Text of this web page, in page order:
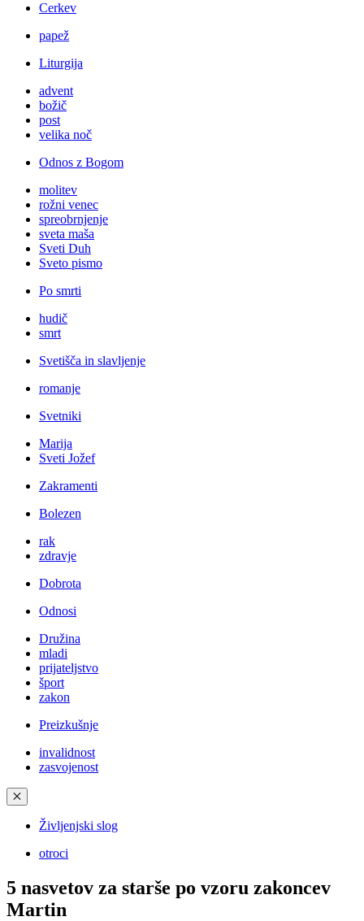
Cerkev
papež
Liturgija
advent
božič
post
velika noč
Odnos z Bogom
molitev
rožni venec
spreobrnjenje
sveta maša
Sveti Duh
Sveto pismo
Po smrti
hudič
smrt
Svetišča in slavljenje
romanje
Svetniki
Marija
Sveti Jožef
Zakramenti
Bolezen
rak
zdravje
Dobrota
Odnosi
Družina
mladi
prijateljstvo
šport
zakon
Preizkušnje
invalidnost
zasvojenost
✕
Življenjski slog
otroci
5 nasvetov za starše po vzoru zakoncev
Martin